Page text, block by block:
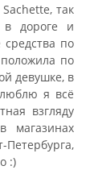
так
в дороге и
по
по
девушке, в
я всё
взгляду
магазинах
Петербурга,
:)